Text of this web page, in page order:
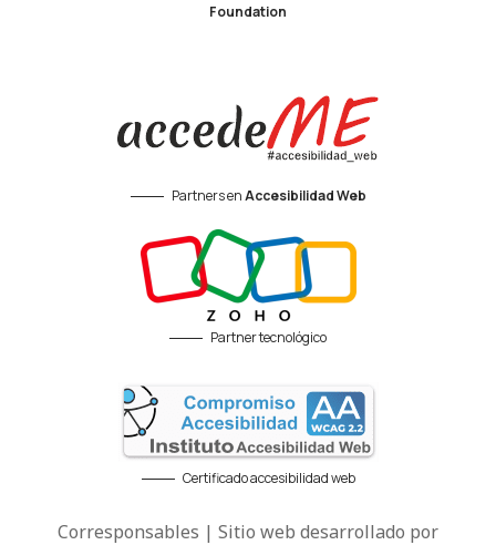
Foundation
Partners enAccesibilidad Web
Partner tecnológico
Certificado accesibilidad web
Corresponsables | Sitio web desarrollado por